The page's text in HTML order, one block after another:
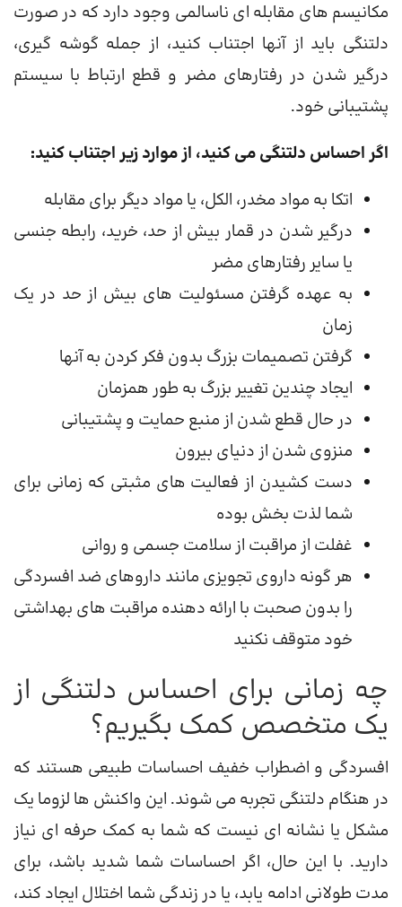
مکانیسم های مقابله ای ناسالمی وجود دارد که در صورت
دلتنگی باید از آنها اجتناب کنید، از جمله گوشه گیری،
درگیر شدن در رفتارهای مضر و قطع ارتباط با سیستم
پشتیبانی خود.
اگر احساس دلتنگی می کنید، از موارد زیر اجتناب کنید:
اتکا به مواد مخدر، الکل، یا مواد دیگر برای مقابله
درگیر شدن در قمار بیش از حد، خرید، رابطه جنسی
یا سایر رفتارهای مضر
به عهده گرفتن مسئولیت های بیش از حد در یک
زمان
گرفتن تصمیمات بزرگ بدون فکر کردن به آنها
ایجاد چندین تغییر بزرگ به طور همزمان
در حال قطع شدن از منبع حمایت و پشتیبانی
منزوی شدن از دنیای بیرون
دست کشیدن از فعالیت های مثبتی که زمانی برای
شما لذت بخش بوده
غفلت از مراقبت از سلامت جسمی و روانی
هر گونه داروی تجویزی مانند داروهای ضد افسردگی
را بدون صحبت با ارائه دهنده مراقبت های بهداشتی
خود متوقف نکنید
چه زمانی برای احساس دلتنگی از
یک متخصص کمک بگیریم؟
افسردگی و اضطراب خفیف احساسات طبیعی هستند که
در هنگام دلتنگی تجربه می شوند. این واکنش ها لزوما یک
مشکل یا نشانه ای نیست که شما به کمک حرفه ای نیاز
دارید. با این حال، اگر احساسات شما شدید باشد، برای
مدت طولانی ادامه یابد، یا در زندگی شما اختلال ایجاد کند،